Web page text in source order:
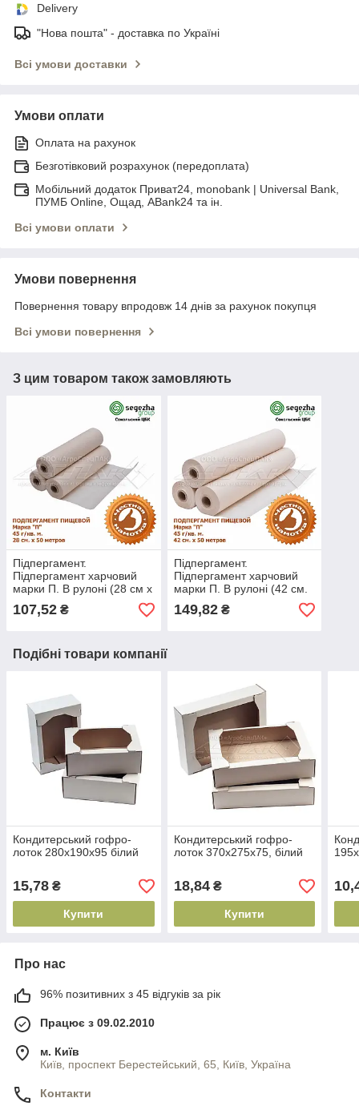
Delivery
"Нова пошта" - доставка по Україні
Всі умови доставки
Умови оплати
Оплата на рахунок
Безготівковий розрахунок (передоплата)
Мобільний додаток Приват24, monobank | Universal Bank,
ПУМБ Online, Ощад, ABank24 та ін.
Всі умови оплати
Умови повернення
Повернення товару впродовж 14 днів за рахунок покупця
Всі умови повернення
З цим товаром також замовляють
Підпергамент.
Підпергамент харчовий
марки П. В рулоні (28 см х
50 метрів.)
107,52 ₴
Підпергамент.
Підпергамент харчовий
марки П. В рулоні (42 см.
х 50 метрів.)
149,82₴
Подібні товари компанії
Кондитерський гофро-
лоток 280х190х95 білий
15,78 ₴
Купити
Кондитерський гофро-
лоток 370х275х75, білий
18,84₴
Купити
Про нас
96% позитивних з 45 відгуків за рік
Працює з 09.02.2010
м. Київ
Київ, проспект Берестейський, 65, Київ, Україна
Контакти